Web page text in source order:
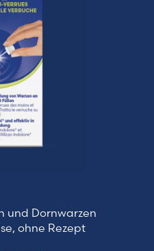
und Dornwarzen
ohne Rezept